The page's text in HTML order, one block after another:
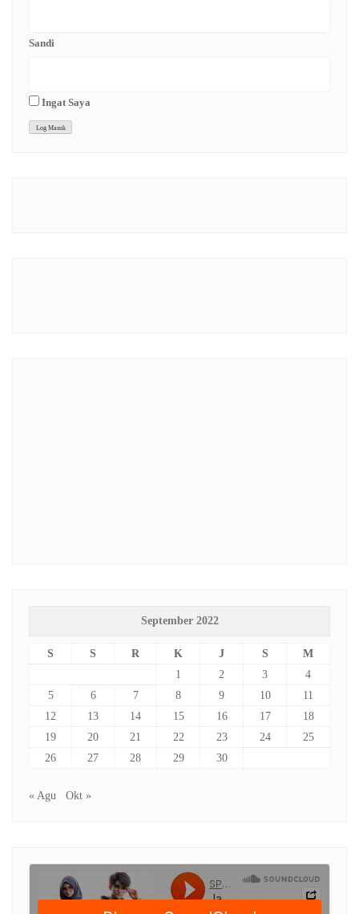
Sandi
Ingat Saya
September 2022
S S R K J S
M
1
2 3
4
5
6 7 8 9 10
11
12
13 14 15 16 17
18
19
20 21 22 23 24
25
26
27 28 29 30
« Agu Okt »